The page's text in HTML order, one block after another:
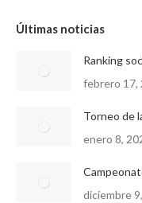
Últimas noticias
Ranking
febrero 17,
Torneo de
enero 8,
diciembre